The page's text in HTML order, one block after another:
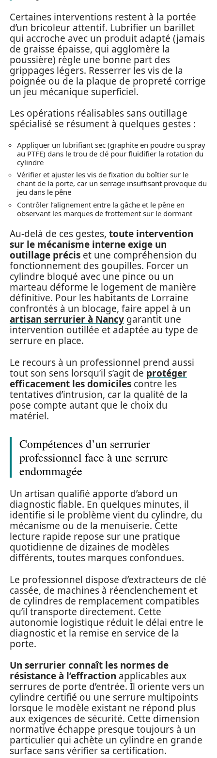
Certaines interventions restent à la portée
d’un bricoleur attentif. Lubrifier un barillet
qui accroche avec un produit adapté (jamais
de graisse épaisse, qui agglomère la
poussière) règle une bonne part des
grippages légers. Resserrer les vis de la
poignée ou de la plaque de propreté corrige
un jeu mécanique superficiel.
Les opérations réalisables sans outillage
spécialisé se résument à quelques gestes :
Appliquer un lubrifiant sec (graphite en poudre ou spray
au PTFE) dans le trou de clé pour fluidifier la rotation du
cylindre
Vérifier et ajuster les vis de fixation du boîtier sur le
chant de la porte, car un serrage insuffisant provoque du
jeu dans le pêne
Contrôler l’alignement entre la gâche et le pêne en
observant les marques de frottement sur le dormant
Au-delà de ces gestes, toute intervention
sur le mécanisme interne exige un
outillage précis et une compréhension du
fonctionnement des goupilles. Forcer un
cylindre bloqué avec une pince ou un
marteau déforme le logement de manière
définitive. Pour les habitants de Lorraine
confrontés à un blocage, faire appel à un
artisan serrurier à Nancy garantit une
intervention outillée et adaptée au type de
serrure en place.
Le recours à un professionnel prend aussi
tout son sens lorsqu’il s’agit de protéger
efficacement les domiciles contre les
tentatives d’intrusion, car la qualité de la
pose compte autant que le choix du
matériel.
Compétences d’un serrurier
professionnel face à une serrure
endommagée
Un artisan qualifié apporte d’abord un
diagnostic fiable. En quelques minutes, il
identifie si le problème vient du cylindre, du
mécanisme ou de la menuiserie. Cette
lecture rapide repose sur une pratique
quotidienne de dizaines de modèles
différents, toutes marques confondues.
Le professionnel dispose d’extracteurs de clé
cassée, de machines à réenclenchement et
de cylindres de remplacement compatibles
qu’il transporte directement. Cette
autonomie logistique réduit le délai entre le
diagnostic et la remise en service de la
porte.
Un serrurier connaît les normes de
résistance à l’effraction applicables aux
serrures de porte d’entrée. Il oriente vers un
cylindre certifié ou une serrure multipoints
lorsque le modèle existant ne répond plus
aux exigences de sécurité. Cette dimension
normative échappe presque toujours à un
particulier qui achète un cylindre en grande
surface sans vérifier sa certification.